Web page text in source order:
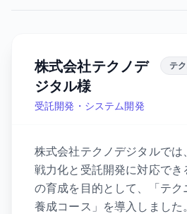
株式会社テクノデ
ジタル様
受託開発・システム開発
テ
株式会社テクノデジタルでは
戦力化と受託開発に対応で
の育成を目的として、「テク
養成コース」を導入しました